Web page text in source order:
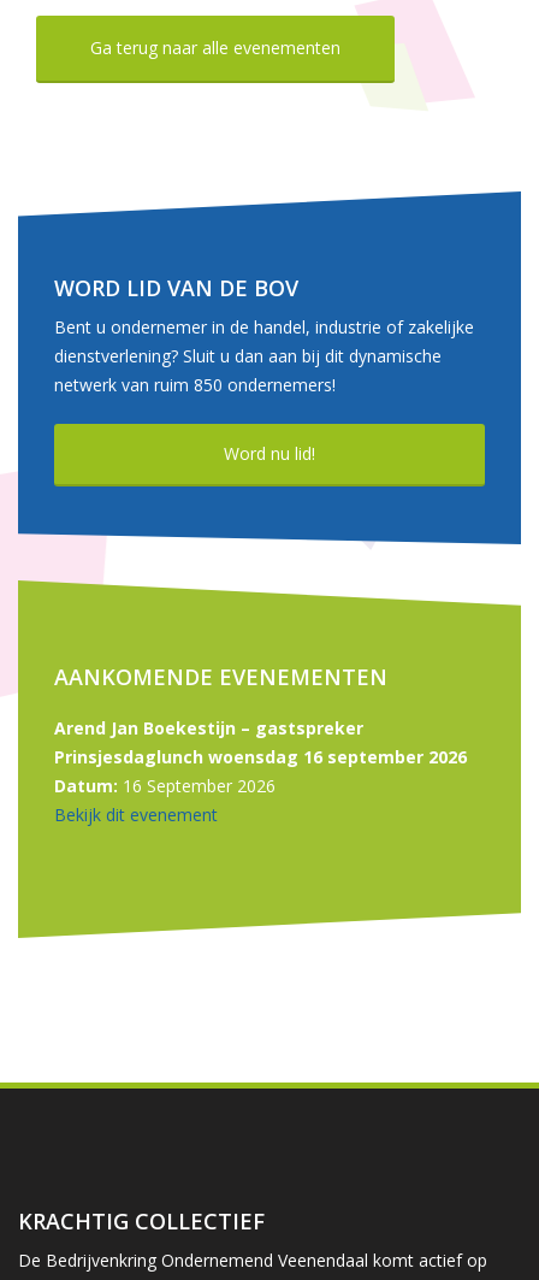
Ga terug naar alle evenementen
WORD LID VAN DE BOV
Bent u ondernemer in de handel, industrie of zakelijke
dienstverlening? Sluit u dan aan bij dit dynamische
netwerk van ruim 850 ondernemers!
Word nu lid!
AANKOMENDE EVENEMENTEN
Arend Jan Boekestijn – gastspreker
Prinsjesdaglunch woensdag 16 september 2026
Datum: 16 September 2026
Bekijk dit evenement
KRACHTIG COLLECTIEF
De Bedrijvenkring Ondernemend Veenendaal komt actief op